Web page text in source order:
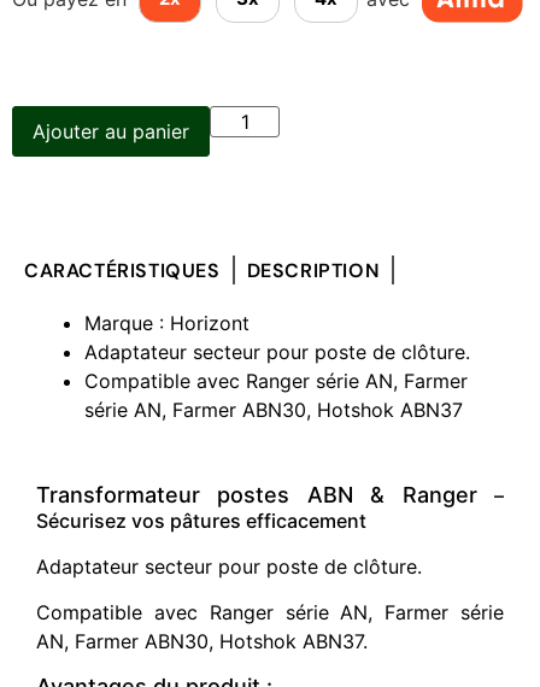
Ajouter au panier
CARACTÉRISTIQUES DESCRIPTION
Marque : Horizont
Adaptateur secteur pour poste de clôture.
Compatible avec Ranger série AN, Farmer
série AN, Farmer ABN30, Hotshok ABN37
Transformateur postes ABN & Ranger –
Sécurisez vos pâtures efficacement
Adaptateur secteur pour poste de clôture.
Compatible avec Ranger série AN, Farmer série
AN, Farmer ABN30, Hotshok ABN37.